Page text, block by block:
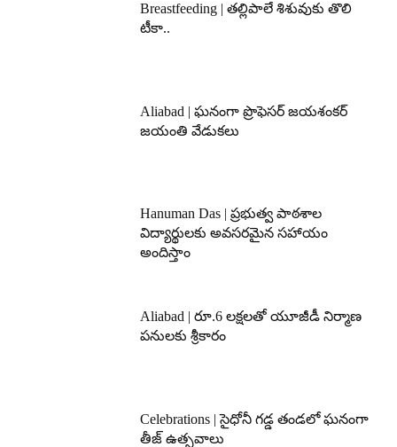
Breastfeeding | తల్లిపాలే శిశువుకు తొలి
టీకా..
Aliabad | ఘనంగా ప్రొఫెసర్ జయశంకర్
జయంతి వేడుకలు
Hanuman Das | ప్రభుత్వ పాఠశాల
విద్యార్థులకు అవసరమైన సహాయం
అందిస్తాం
Aliabad | రూ.6 లక్షలతో యూజీడీ నిర్మాణ
పనులకు శ్రీకారం
Celebrations | సైధోనీ గడ్డ తండలో ఘనంగా
తీజ్ ఉత్సవాలు